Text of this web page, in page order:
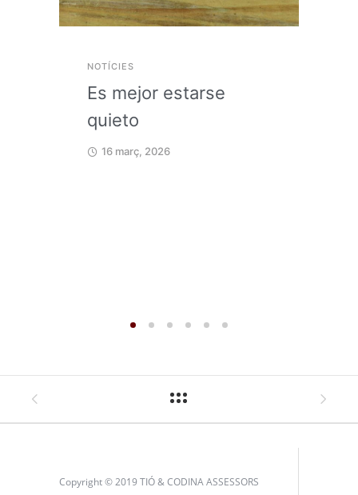
NOTÍCIES
Es mejor estarse
quieto
16 març, 2026
Copyright © 2019 TIÓ & CODINA ASSESSORS